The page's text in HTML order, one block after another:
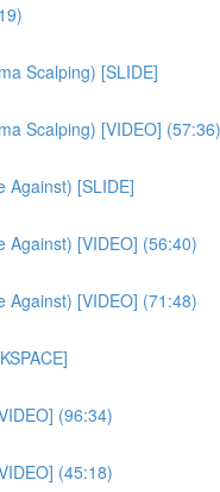
Scalping) [SLIDE]
Scalping) [VIDEO] (57:36)
Against) [SLIDE]
Against) [VIDEO] (56:40)
Against) [VIDEO] (71:48)
(96:34)
(45:18)